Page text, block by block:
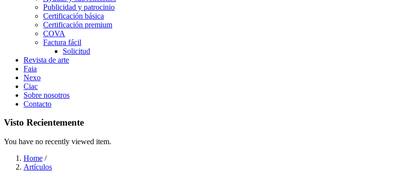
Publicidad y patrocinio
Certificación básica
Certificación premium
COVA
Factura fácil
Solicitud
Revista de arte
Faia
Nexo
Ciac
Sobre nosotros
Contacto
Visto Recientemente
You have no recently viewed item.
Home /
Artículos